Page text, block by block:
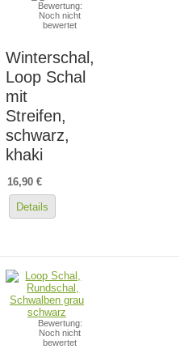
Bewertung:
Noch nicht
bewertet
Winterschal,
Loop Schal
mit
Streifen,
schwarz,
khaki
16,90 €
Details
Bewertung:
Noch nicht
bewertet